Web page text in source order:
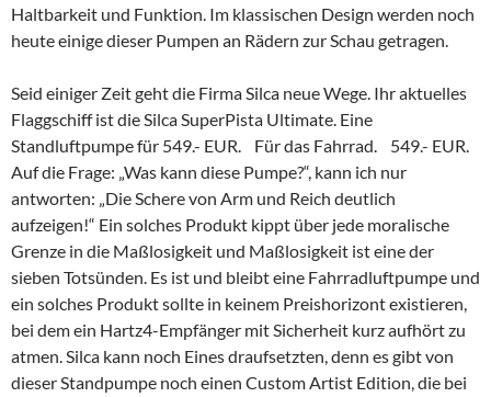
Haltbarkeit und Funktion. Im klassischen Design werden noch
heute einige dieser Pumpen an Rädern zur Schau getragen.
Seid einiger Zeit geht die Firma Silca neue Wege. Ihr aktuelles
Flaggschiff ist die Silca SuperPista Ultimate. Eine
Standluftpumpe für 549.- EUR. Für das Fahrrad. 549.- EUR.
Auf die Frage: „Was kann diese Pumpe?“, kann ich nur
antworten: „Die Schere von Arm und Reich deutlich
aufzeigen!“ Ein solches Produkt kippt über jede moralische
Grenze in die Maßlosigkeit und Maßlosigkeit ist eine der
sieben Totsünden. Es ist und bleibt eine Fahrradluftpumpe und
ein solches Produkt sollte in keinem Preishorizont existieren,
bei dem ein Hartz4-Empfänger mit Sicherheit kurz aufhört zu
atmen. Silca kann noch Eines draufsetzten, denn es gibt von
dieser Standpumpe noch einen Custom Artist Edition, die bei